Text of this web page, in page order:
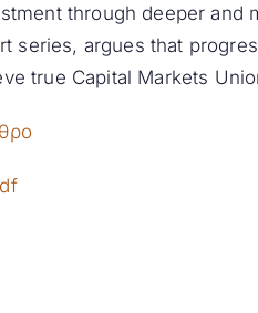
through deeper and
series, argues that
true Capital Markets